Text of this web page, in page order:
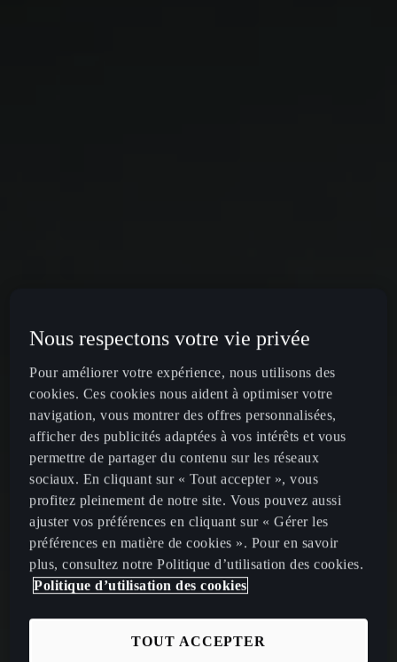
Nous respectons votre vie privée
Pour améliorer votre expérience, nous utilisons des
cookies. Ces cookies nous aident à optimiser votre
navigation, vous montrer des offres personnalisées,
afficher des publicités adaptées à vos intérêts et vous
permettre de partager du contenu sur les réseaux
sociaux. En cliquant sur « Tout accepter », vous
profitez pleinement de notre site. Vous pouvez aussi
ajuster vos préférences en cliquant sur « Gérer les
préférences en matière de cookies ». Pour en savoir
plus, consultez notre Politique d’utilisation des cookies.
Politique d’utilisation des cookies
TOUT ACCEPTER